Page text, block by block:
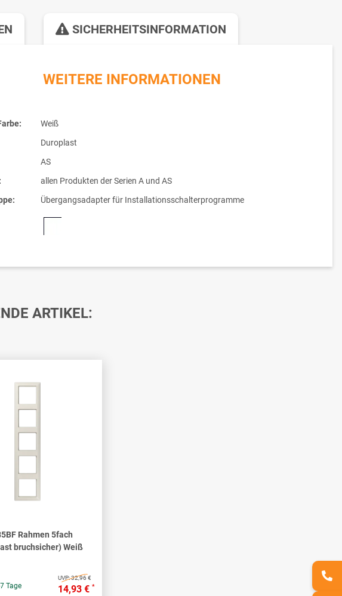
SICHERHEITSINFORMATION
WEITERE INFORMATIONEN
Weiß
Duroplast
AS
allen Produkten der Serien A und AS
Übergangsadapter für Installationsschalterprogramme
ARTIKEL:
Rahmen 5fach
bruchsicher) Weiß
Tage
UVP:32,96 €
14,93 € *